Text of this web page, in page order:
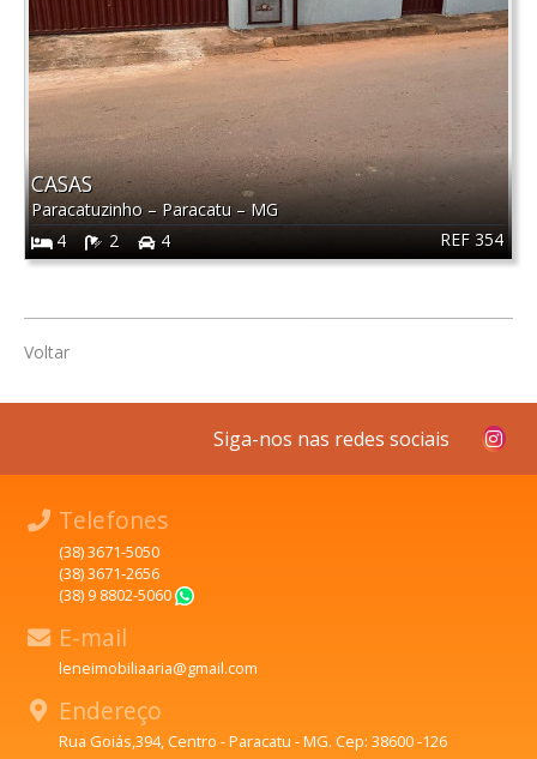
REF 354
CASAS
Paracatuzinho– Paracatu– MG
4
2 4
Voltar
Siga-nos nas redes sociais
Telefones
(38) 3671-5050
(38) 3671-2656
(38) 9 8802-5060
E-mail
leneimobiliaaria@gmail.com
Endereço
Rua Goiás,394, Centro - Paracatu - MG. Cep: 38600 -126